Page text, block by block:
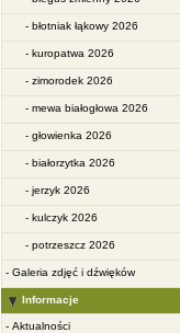
- błotniak łąkowy 2026
- kuropatwa 2026
- zimorodek 2026
- mewa białogłowa 2026
- głowienka 2026
- białorzytka 2026
- jerzyk 2026
- kulczyk 2026
- potrzeszcz 2026
- Galeria zdjęć i dźwięków
Informacje
- Aktualności